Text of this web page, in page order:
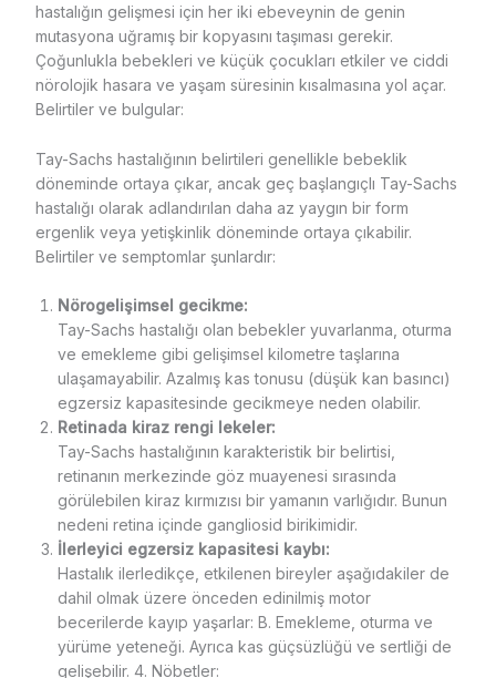
hastalığın gelişmesi için her iki ebeveynin de genin
mutasyona uğramış bir kopyasını taşıması gerekir.
Çoğunlukla bebekleri ve küçük çocukları etkiler ve ciddi
nörolojik hasara ve yaşam süresinin kısalmasına yol açar.
Belirtiler ve bulgular:
Tay-Sachs hastalığının belirtileri genellikle bebeklik
döneminde ortaya çıkar, ancak geç başlangıçlı Tay-Sachs
hastalığı olarak adlandırılan daha az yaygın bir form
ergenlik veya yetişkinlik döneminde ortaya çıkabilir.
Belirtiler ve semptomlar şunlardır:
Nörogelişimsel gecikme:
Tay-Sachs hastalığı olan bebekler yuvarlanma, oturma
ve emekleme gibi gelişimsel kilometre taşlarına
ulaşamayabilir. Azalmış kas tonusu (düşük kan basıncı)
egzersiz kapasitesinde gecikmeye neden olabilir.
Retinada kiraz rengi lekeler:
Tay-Sachs hastalığının karakteristik bir belirtisi,
retinanın merkezinde göz muayenesi sırasında
görülebilen kiraz kırmızısı bir yamanın varlığıdır. Bunun
nedeni retina içinde gangliosid birikimidir.
İlerleyici egzersiz kapasitesi kaybı:
Hastalık ilerledikçe, etkilenen bireyler aşağıdakiler de
dahil olmak üzere önceden edinilmiş motor
becerilerde kayıp yaşarlar: B. Emekleme, oturma ve
yürüme yeteneği. Ayrıca kas güçsüzlüğü ve sertliği de
gelişebilir. 4. Nöbetler: